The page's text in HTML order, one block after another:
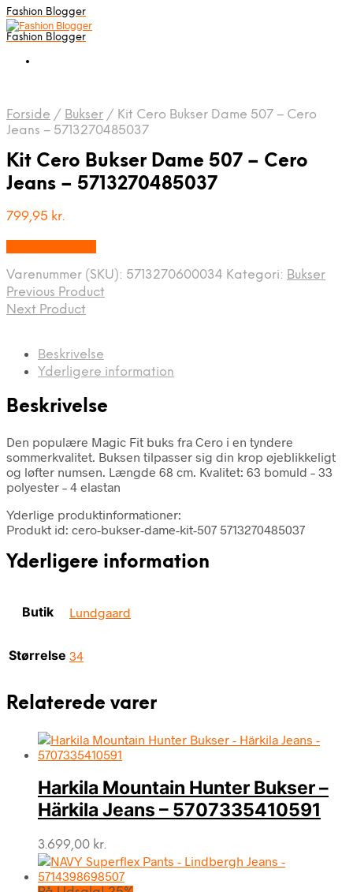
Fashion Blogger
Fashion Blogger
Forside / Bukser / Kit Cero Bukser Dame 507 – Cero
Jeans – 5713270485037
Kit Cero Bukser Dame 507 – Cero
Jeans – 5713270485037
799,95 kr.
Varenummer (SKU): 5713270600034 Kategori: Bukser
Previous Product
Next Product
Beskrivelse
Yderligere information
Beskrivelse
Den populære Magic Fit buks fra Cero i en tyndere
sommerkvalitet. Buksen tilpasser sig din krop øjeblikkeligt
og løfter numsen. Længde 68 cm. Kvalitet: 63 bomuld – 33
polyester – 4 elastan
Yderlige produktinformationer:
Produkt id: cero-bukser-dame-kit-507 5713270485037
Yderligere information
Butik Lundgaard
Størrelse 34
Relaterede varer
Harkila Mountain Hunter Bukser –
Härkila Jeans – 5707335410591
3.699,00 kr.